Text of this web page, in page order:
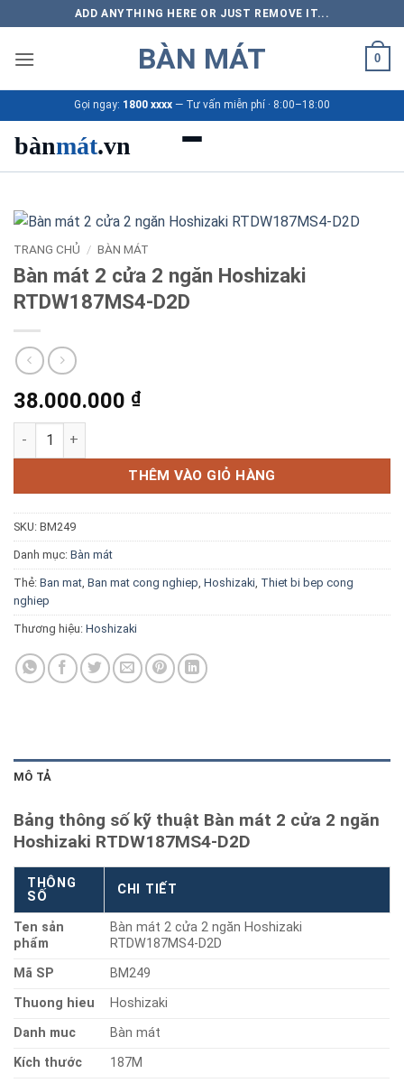
qua
nội
ADD ANYTHING HERE OR JUST REMOVE IT...
BÀN MÁT 0
Gọi ngay: 1800 xxxx — Tư vấn miễn phí · 8:00–18:00
bànmát.vn
Sản phẩm
Thương hiệu
Bảng giá 2026
Ứng dụng
Blog kiến thức
TRANG CHỦ / BÀN MÁT
Bàn mát 2 cửa 2 ngăn Hoshizaki
RTDW187MS4-D2D
38.000.000 ₫
Bàn mát 2 cửa 2 ngăn Hoshizaki RTDW187MS4-D2D số lượng
THÊM VÀO GIỎ HÀNG
SKU: BM249
Danh mục: Bàn mát
Thẻ: Ban mat Ban mat cong nghiep Hoshizaki Thiet bi bep cong
nghiep
Thương hiệu: Hoshizaki
MÔ TẢ
Bảng thông số kỹ thuật Bàn mát 2 cửa 2 ngăn
Hoshizaki RTDW187MS4-D2D
THÔNG
SỐ
CHI TIẾT
Ten sản
phẩm
Bàn mát 2 cửa 2 ngăn Hoshizaki
RTDW187MS4-D2D
Mã SP
BM249
Thuong hieu
Hoshizaki
Danh muc
Bàn mát
Kích thước
187M